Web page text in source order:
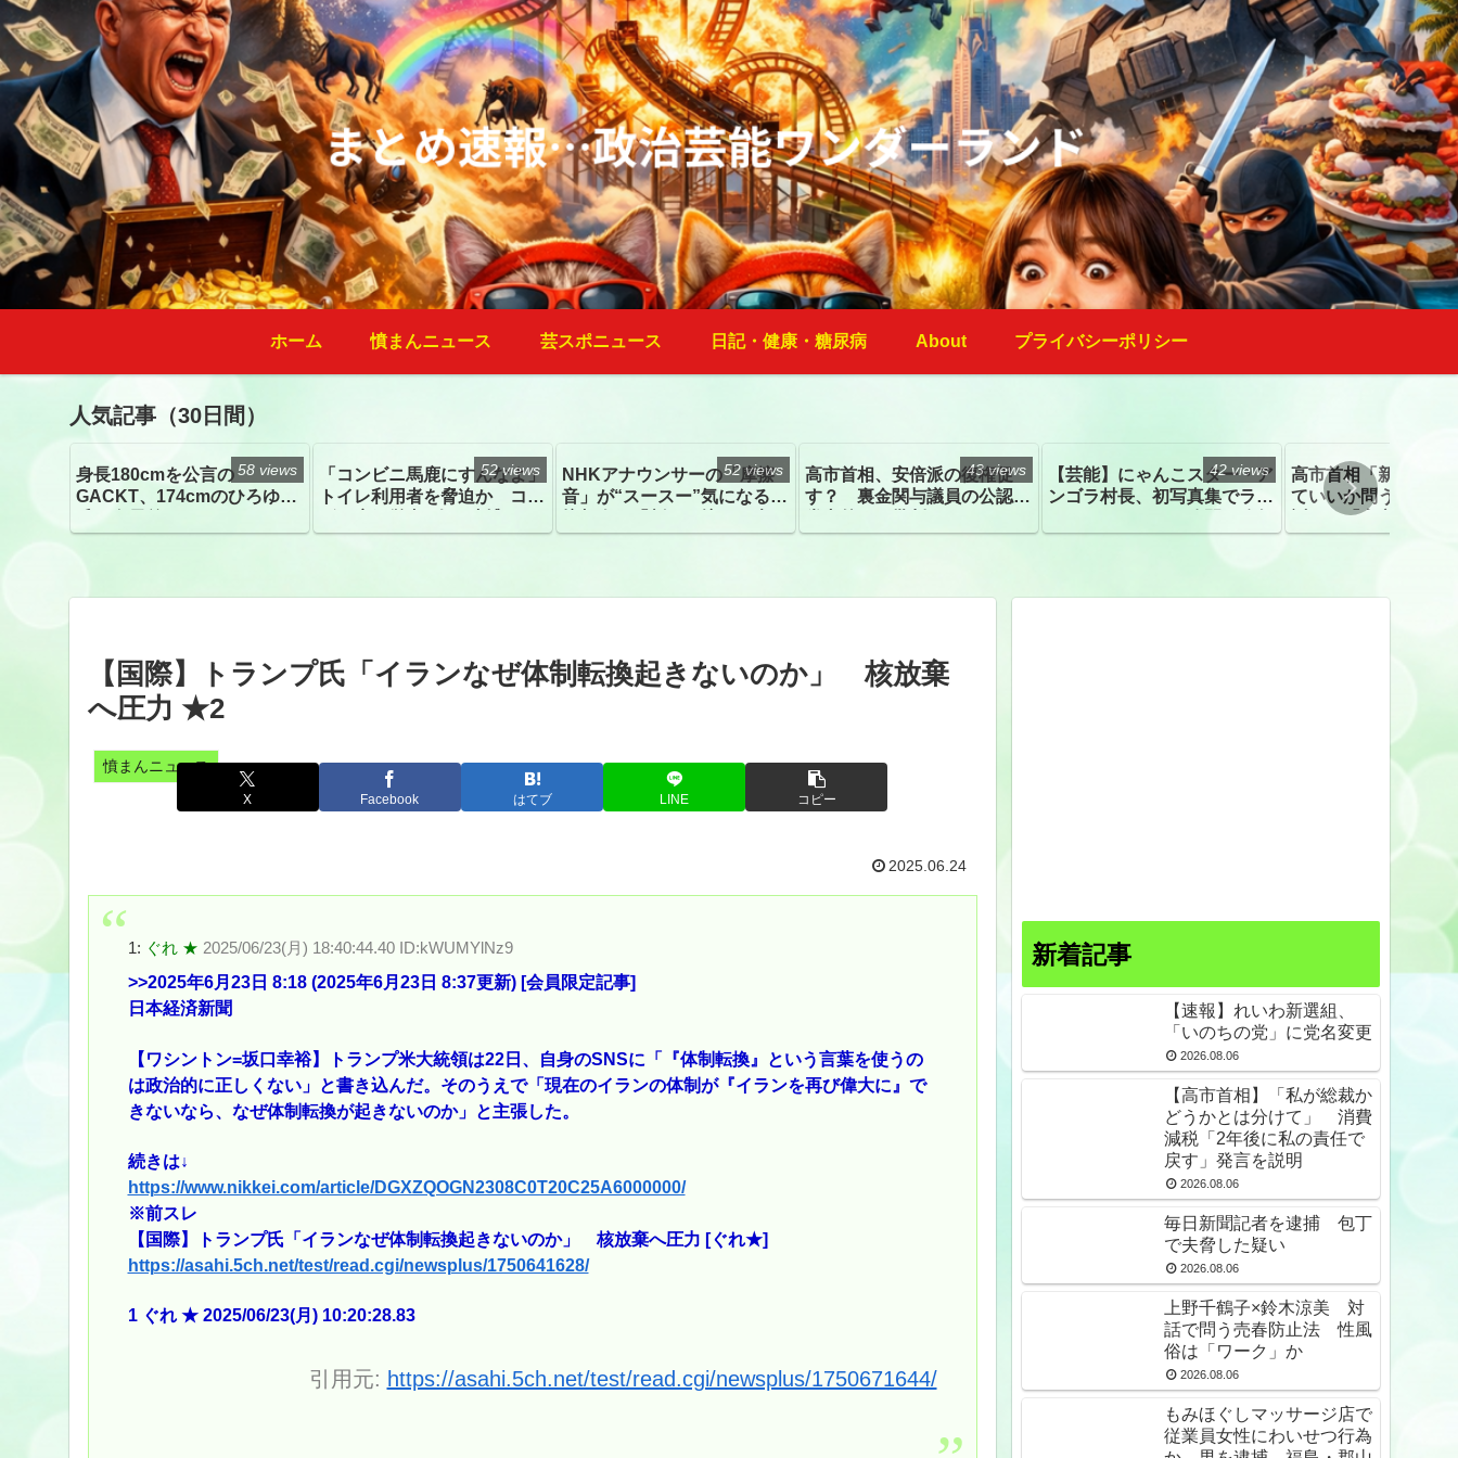
ホーム 憤まんニュース 芸スポニュース 日記・健康・糖尿病 About プライバシーポリシー
人気記事（30日間）
身長180cmを公言の
GACKT、174cmのひろゆき
トざわつき イベントでの写
58 views
「コンビニ馬鹿にすんなよ」
トイレ利用者を脅迫か コン
52 views
NHKアナウンサーの「摩擦
音」が“スースー”気になる指
聴こえる。聴きづらい」
52 views
高市首相、安倍派の復権促
す？ 裏金関与議員の公認、
43 views
【芸能】にゃんこスター・ア
ンゴラ村長、初写真集でラン
はデジタル写真集が異例の大
42 views
高市首相「新たな国
ていいか問う」 受
訴え！「高市自民に
【国際】トランプ氏「イランなぜ体制転換起きないのか」 核放棄
へ圧力 ★2
憤まんニュース
X Facebook はてブ LINE コピー
2025.06.24
1: ぐれ ★ 2025/06/23(月) 18:40:44.40 ID:kWUMYlNz9
>>2025年6月23日 8:18 (2025年6月23日 8:37更新) [会員限定記事]
日本経済新聞
【ワシントン=坂口幸裕】トランプ米大統領は22日、自身のSNSに「『体制転換』という言葉を使うの
は政治的に正しくない」と書き込んだ。そのうえで「現在のイランの体制が『イランを再び偉大に』で
きないなら、なぜ体制転換が起きないのか」と主張した。
続きは↓
https://www.nikkei.com/article/DGXZQOGN2308C0T20C25A6000000/
※前スレ
【国際】トランプ氏「イランなぜ体制転換起きないのか」 核放棄へ圧力 [ぐれ★]
https://asahi.5ch.net/test/read.cgi/newsplus/1750641628/
1 ぐれ ★ 2025/06/23(月) 10:20:28.83
引用元: https://asahi.5ch.net/test/read.cgi/newsplus/1750671644/
新着記事
【速報】れいわ新選組、
「いのちの党」に党名変更
2026.08.06
【高市首相】「私が総裁か
どうかとは分けて」 消費
減税「2年後に私の責任で
戻す」発言を説明
2026.08.06
毎日新聞記者を逮捕 包丁
で夫脅した疑い
2026.08.06
上野千鶴子×鈴木涼美 対
話で問う売春防止法 性風
俗は「ワーク」か
2026.08.06
もみほぐしマッサージ店で
従業員女性にわいせつ行為